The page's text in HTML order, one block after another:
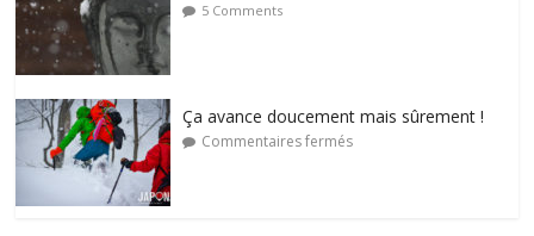
5 Comments
Ça avance doucement mais sûrement !
Commentaires fermés